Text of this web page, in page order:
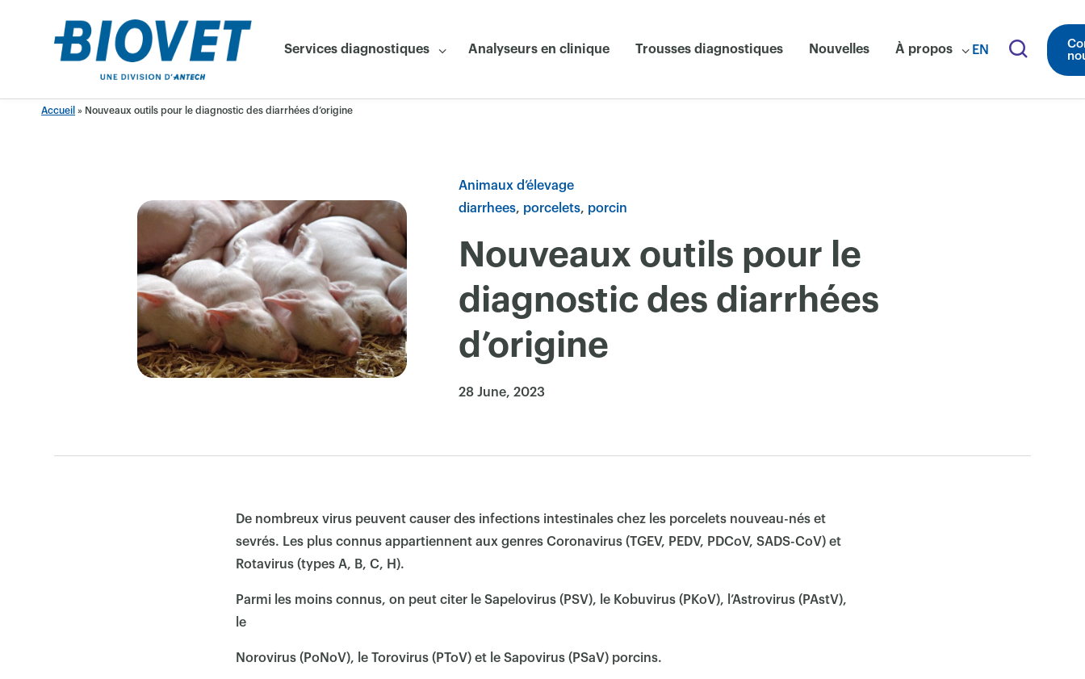
EN
Services diagnostiques Analyseurs en clinique Trousses diagnostiques Nouvelles À propos
Accueil » Nouveaux outils pour le diagnostic des diarrhées d’origine
Nouveaux outils pour le
diagnostic des diarrhées
d’origine
28 June, 2023
Animaux d’élevage
diarrhees
porcelets porcin
De nombreux virus peuvent causer des infections intestinales chez les porcelets nouveau-nés et
sevrés. Les plus connus appartiennent aux genres Coronavirus (TGEV, PEDV, PDCoV, SADS-CoV) et
Rotavirus (types A, B, C, H).
Parmi les moins connus, on peut citer le Sapelovirus (PSV), le Kobuvirus (PKoV), l’Astrovirus (PAstV),
le
Norovirus (PoNoV), le Torovirus (PToV) et le Sapovirus (PSaV) porcins.